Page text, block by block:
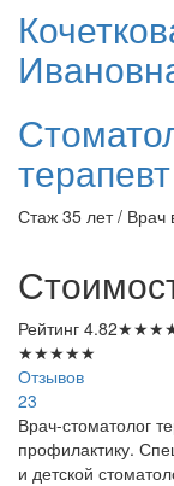
терапевт
Стаж 35 лет / Врач
Рейтинг 4.82★★★
★★★★★
Отзывов
23
Врач-стоматолог
профилактику.
и детской